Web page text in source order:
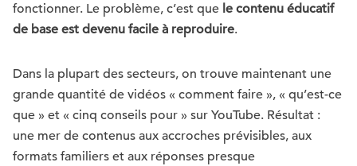
fonctionner. Le problème, c’est que le contenu éducatif
de base est devenu facile à reproduire.
Dans la plupart des secteurs, on trouve maintenant une
grande quantité de vidéos « comment faire », « qu’est-ce
que » et « cinq conseils pour » sur YouTube. Résultat :
une mer de contenus aux accroches prévisibles, aux
formats familiers et aux réponses presque